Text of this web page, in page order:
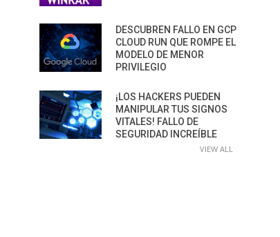
DESCUBREN FALLO EN GCP
CLOUD RUN QUE ROMPE EL
MODELO DE MENOR
PRIVILEGIO
¡LOS HACKERS PUEDEN
MANIPULAR TUS SIGNOS
VITALES! FALLO DE
SEGURIDAD INCREÍBLE
VIEW ALL